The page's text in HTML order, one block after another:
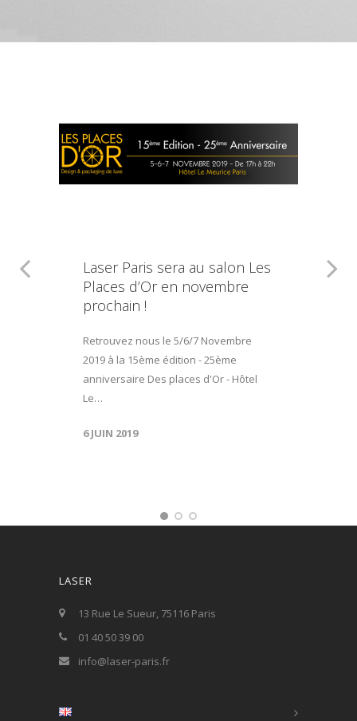
Laser Paris sera au salon Les
Places d’Or en novembre
prochain !
Retrouvez nous le 5/6/7 Novembre
2019 à la 15ème édition - 25ème
anniversaire Des places d'Or - Hôtel
Le…
6 JUIN 2019
LASER
13 Rue Le Sueur, 75116 Paris
01 40 50 39 00
info@laser-paris.fr